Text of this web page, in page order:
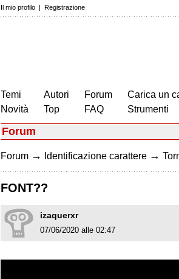
Il mio profilo | Registrazione
Temi
Novità
Autori
Top
Forum
FAQ
Carica un
Strumenti
Forum
Forum → Identificazione carattere →
FONT??
izaquerxr
07/06/2020 alle 02:47